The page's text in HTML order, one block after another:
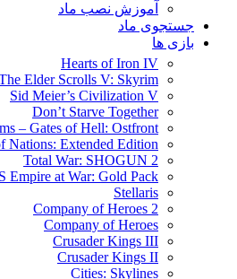
آموزش نصب ماد
جستجوی ماد
بازی ها
Hearts of Iron IV
Elder Scrolls V: Skyrim
Sid Meier’s Civilization V
Don’t Starve Together
– Gates of Hell: Ostfront
Nations: Extended Edition
Total War: SHOGUN 2
Empire at War: Gold Pack
Stellaris
Company of Heroes 2
Company of Heroes
Crusader Kings III
Crusader Kings II
Cities: Skylines